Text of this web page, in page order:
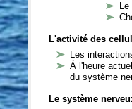
L'activité des
Les
À l'heure
du système
Le système